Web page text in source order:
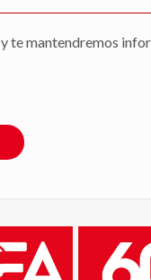
y te mantendremos